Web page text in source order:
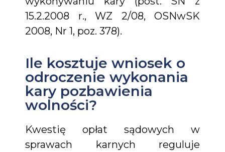
15.2.2008 r., WZ 2/08, OSNwSK
2008, Nr 1, poz. 378).
Ile kosztuje wniosek o
odroczenie wykonania
kary pozbawienia
wolności?
Kwestię opłat sądowych w
sprawach karnych reguluje